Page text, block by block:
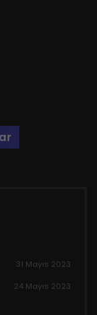
31 Mayıs 2023
24 Mayıs 2023